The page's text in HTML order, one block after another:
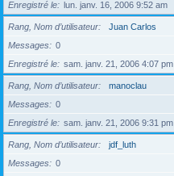
Enregistré le
lun. janv. 16, 2006 9:52 am
Rang, Nom d’utilisateur
Juan Carlos
Messages
0
Enregistré le
sam. janv. 21, 2006 4:07 pm
Rang, Nom d’utilisateur
manoclau
Messages
0
Enregistré le
sam. janv. 21, 2006 9:31 pm
Rang, Nom d’utilisateur
jdf_luth
Messages
0